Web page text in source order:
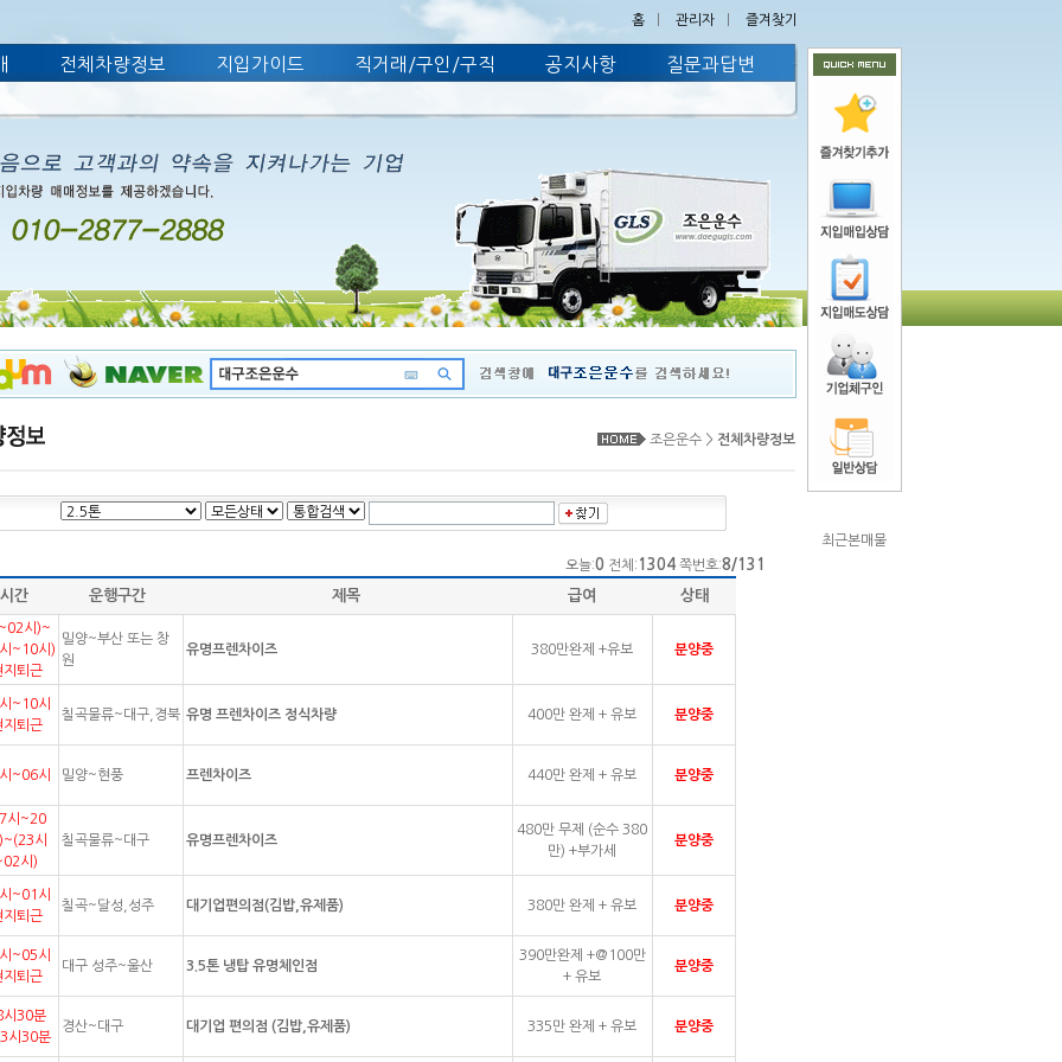
최근본매물
홈ㅣ 관리자ㅣ 즐겨찾기
전체차량정보 지입가이드 직거래/구인/구직 공지사항 질문과답변
조은운수 > 전체차량정보
오늘:0 전체: 1304쪽번호:8/131
시간
운행구간 제목 급여 상태
시)~
~10시)
지퇴근
밀양~부산 또는 창
원
유명프렌차이즈 380만완제 +유보 분양중
~10시
지퇴근
칠곡물류~대구,경북 유명 프렌차이즈 정식차량 400만 완제 + 유보 분양중
~06시 밀양~현풍 프렌차이즈 440만 완제 + 유보 분양중
시~20
시
시)
칠곡물류~대구 유명프렌차이즈
480만 무제 (순수 380
만) +부가세
분양중
~01시
지퇴근
칠곡~달성,성주 대기업편의점(김밥,유제품) 380만 완제 + 유보 분양중
~05시
지퇴근
대구 성주~울산 3.5톤 냉탑 유명체인점
390만완제 +@100만
+ 유보
분양중
30분
시30분
경산~대구 대기업 편의점 (김밥,유제품) 335만 완제 + 유보 분양중